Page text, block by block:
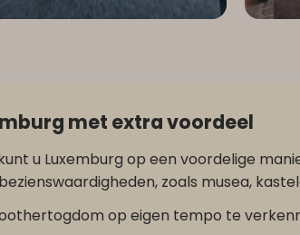
met extra voordeel
u Luxemburg op een voordelige
zoals musea,
op eigen tempo te